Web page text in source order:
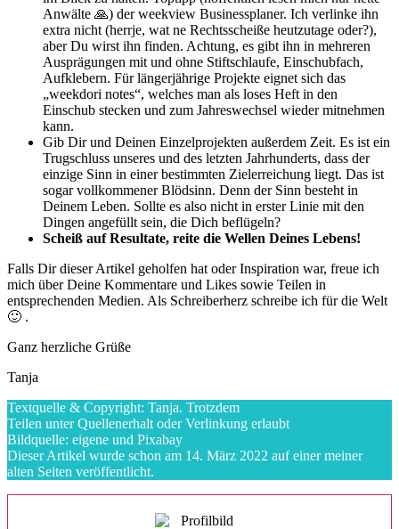
Anwälte 🙏) der weekview Businessplaner. Ich verlinke ihn
extra nicht (herrje, wat ne Rechtsscheiße heutzutage oder?),
aber Du wirst ihn finden. Achtung, es gibt ihn in mehreren
Ausprägungen mit und ohne Stiftschlaufe, Einschubfach,
Aufklebern. Für längerjährige Projekte eignet sich das
„weekdori notes“, welches man als loses Heft in den
Einschub stecken und zum Jahreswechsel wieder mitnehmen
kann.
Gib Dir und Deinen Einzelprojekten außerdem Zeit. Es ist ein
Trugschluss unseres und des letzten Jahrhunderts, dass der
einzige Sinn in einer bestimmten Zielerreichung liegt. Das ist
sogar vollkommener Blödsinn. Denn der Sinn besteht in
Deinem Leben. Sollte es also nicht in erster Linie mit den
Dingen angefüllt sein, die Dich beflügeln?
Scheiß auf Resultate, reite die Wellen Deines Lebens!
Falls Dir dieser Artikel geholfen hat oder Inspiration war, freue ich
mich über Deine Kommentare und Likes sowie Teilen in
entsprechenden Medien. Als Schreiberherz schreibe ich für die Welt
🙂 .
Ganz herzliche Grüße
Tanja
Textquelle & Copyright: Tanja. Trotzdem
Teilen unter Quellenerhalt oder Verlinkung erlaubt
Bildquelle: eigene und Pixabay
Dieser Artikel wurde schon am 14. März 2022 auf einer meiner
alten Seiten veröffentlicht.